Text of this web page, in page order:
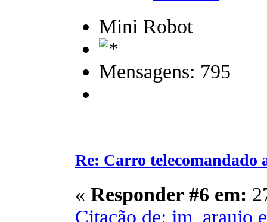
Mini Robot
Mensagens: 795
Re: Carro telecomandado
« Responder #6 em:
Citação de: jm_araujo